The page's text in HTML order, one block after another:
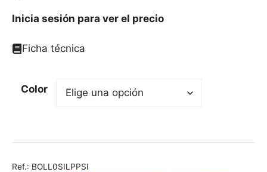
Inicia sesión para ver el precio
Ficha técnica
Color
Ref.: BOLL0SILPPSI